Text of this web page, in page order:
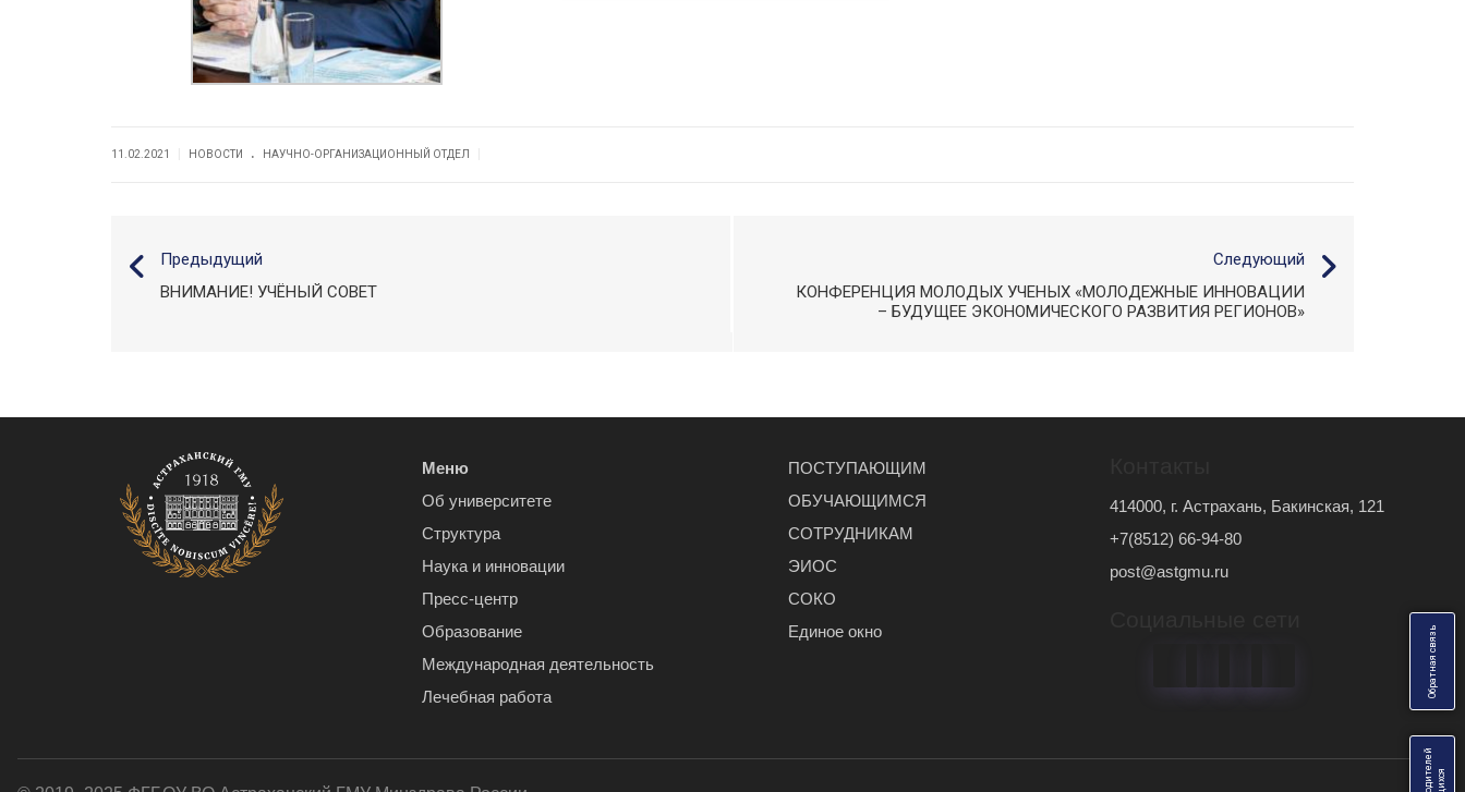
О
б
р
а
т
н
а
я
с
в
я
з
ь
11.02.2021 НОВОСТИ . НАУЧНО-ОРГАНИЗАЦИОННЫЙ ОТДЕЛ
Предыдущий
ВНИМАНИЕ! УЧЁНЫЙ СОВЕТ
Следующий
КОНФЕРЕНЦИЯ МОЛОДЫХ УЧЕНЫХ «МОЛОДЕЖНЫЕ ИННОВАЦИИ
– БУДУЩЕЕ ЭКОНОМИЧЕСКОГО РАЗВИТИЯ РЕГИОНОВ»
Меню
Об университете
Структура
Наука и инновации
Пресс-центр
Образование
Международная деятельность
Лечебная работа
ПОСТУПАЮЩИМ
ОБУЧАЮЩИМСЯ
СОТРУДНИКАМ
ЭИОС
СОКО
Единое окно
414000, г. Астрахань, Бакинская, 121
+7(8512) 66-94-80
post@astgmu.ru